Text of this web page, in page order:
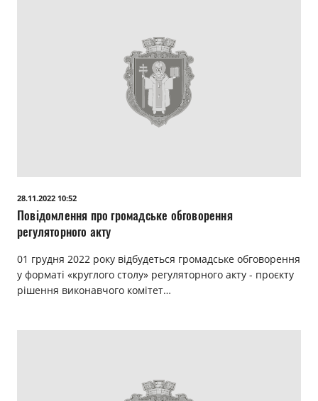
28.11.2022 10:52
Повідомлення про громадське обговорення
регуляторного акту
01 грудня 2022 року відбудеться громадське обговорення
у форматі «круглого столу» регуляторного акту - проєкту
рішення виконавчого комітет…